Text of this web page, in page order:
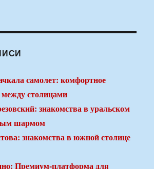
самолет: комфортное
столицами
знакомства в уральском
шармом
знакомства в южной столице
Премиум-платформа для